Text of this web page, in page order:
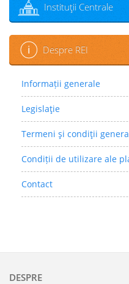
Instituţii Centrale
Despre REI
Informații generale
Legislaţie
Termeni şi condiţii
Condiții de utilizare ale
Contact
DESPRE